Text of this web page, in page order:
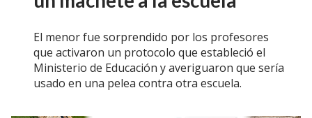
El menor fue sorprendido por los profesores
que activaron un protocolo que estableció el
Ministerio de Educación y averiguaron que sería
usado en una pelea contra otra escuela.